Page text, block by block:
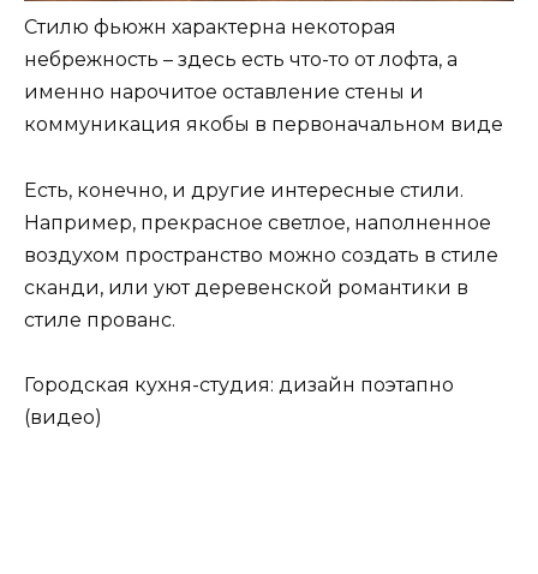
Стилю фьюжн характерна некоторая
небрежность – здесь есть что-то от лофта, а
именно нарочитое оставление стены и
коммуникация якобы в первоначальном виде
Есть, конечно, и другие интересные стили.
Например, прекрасное светлое, наполненное
воздухом пространство можно создать в стиле
сканди, или уют деревенской романтики в
стиле прованс.
Городская кухня-студия: дизайн поэтапно
(видео)